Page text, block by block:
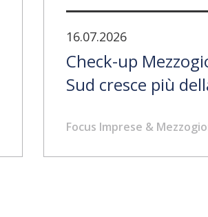
16.07.2026
Check-up
Sud cresce più
traino da
lavoro
Focus Imprese &